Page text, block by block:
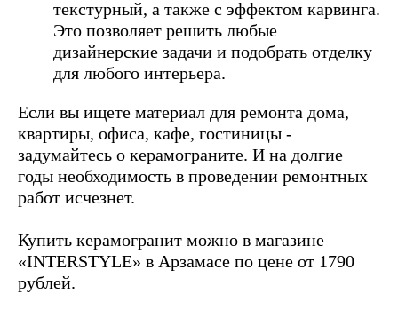
текстурный, а также с эффектом карвинга.
Это позволяет решить любые
дизайнерские задачи и подобрать отделку
для любого интерьера.
Если вы ищете материал для ремонта дома,
квартиры, офиса, кафе, гостиницы -
задумайтесь о керамограните. И на долгие
годы необходимость в проведении ремонтных
работ исчезнет.
Купить керамогранит можно в магазине
«INTERSTYLE» в Арзамасе по цене от 1790
рублей.